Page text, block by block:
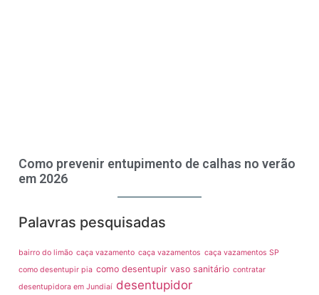
Como prevenir entupimento de calhas no verão
em 2026
Palavras pesquisadas
bairro do limão caça vazamento caça vazamentos caça vazamentos SP
como desentupir pia como desentupir vaso sanitário contratar
desentupidora em Jundiaí desentupidor